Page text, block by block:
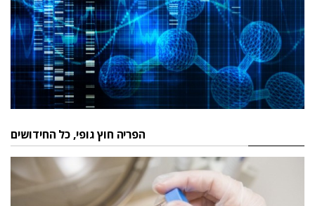
הפריה חוץ גופי, כל החידושים